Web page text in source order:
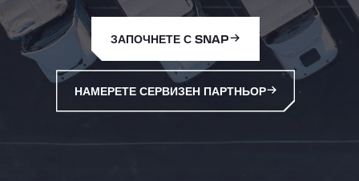
ЗАПОЧНЕТЕ С SNAP
НАМЕРЕТЕ СЕРВИЗЕН ПАРТНЬОР